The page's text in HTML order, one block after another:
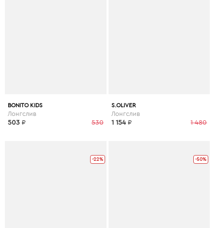
BONITO KIDS
Лонгслив
530
503 ₽
S.OLIVER
Лонгслив
1 480
1 154 ₽
-22% -50%